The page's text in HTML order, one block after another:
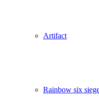
Artifact
Rainbow six